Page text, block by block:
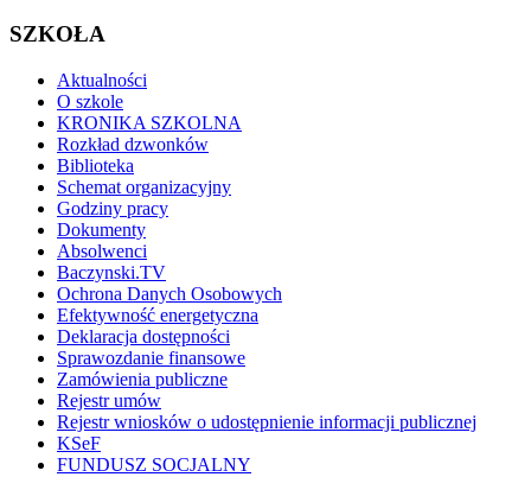
SZKOŁA
Aktualności
O szkole
KRONIKA SZKOLNA
Rozkład dzwonków
Biblioteka
Schemat organizacyjny
Godziny pracy
Dokumenty
Absolwenci
Baczynski.TV
Ochrona Danych Osobowych
Efektywność energetyczna
Deklaracja dostępności
Sprawozdanie finansowe
Zamówienia publiczne
Rejestr umów
Rejestr wniosków o udostępnienie informacji publicznej
KSeF
FUNDUSZ SOCJALNY